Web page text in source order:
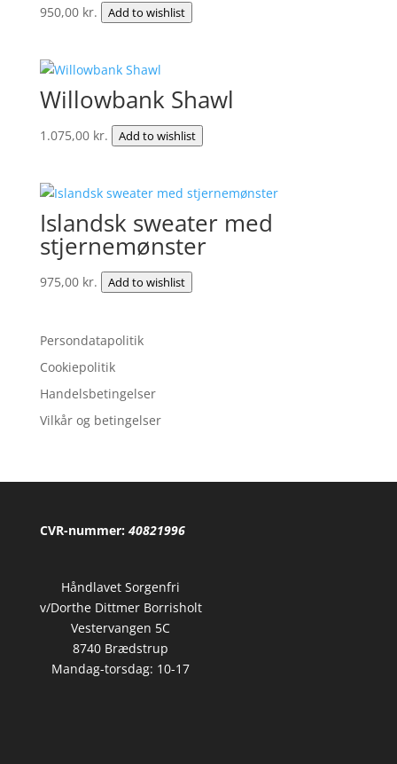
950,00 kr. Add to wishlist
Willowbank Shawl
1.075,00 kr. Add to wishlist
Islandsk sweater med
stjernemønster
975,00 kr. Add to wishlist
Persondatapolitik
Cookiepolitik
Handelsbetingelser
Vilkår og betingelser
CVR-nummer: 40821996
Håndlavet Sorgenfri
v/Dorthe Dittmer Borrisholt
Vestervangen 5C
8740 Brædstrup
Mandag-torsdag: 10-17